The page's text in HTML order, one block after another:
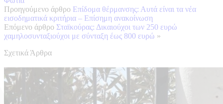
Προηγούμενο άρθρο Επίδομα θέρμανσης: Αυτά είναι τα νέα
εισοδηματικά κριτήρια – Επίσημη ανακοίνωση
Επόμενο άρθρο Σταϊκούρας: Δικαιούχοι των 250 ευρώ
χαμηλοσυνταξιούχοι με σύνταξη έως 800 ευρώ »
Σχετικά Άρθρα